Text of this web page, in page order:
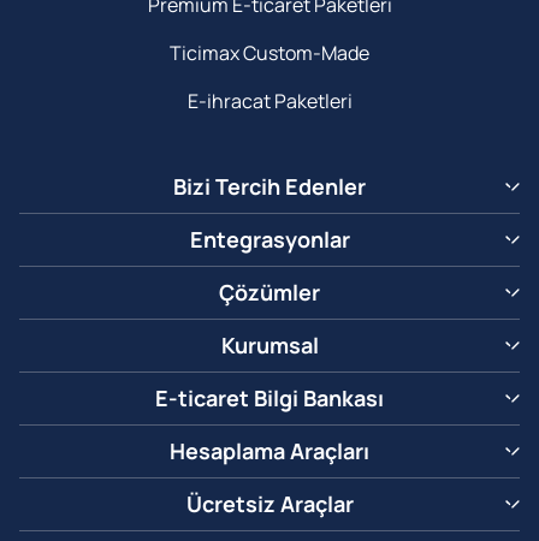
Premium E-ticaret Paketleri
Ticimax Custom-Made
E-ihracat Paketleri
Bizi Tercih Edenler
Entegrasyonlar
Çözümler
Kurumsal
E-ticaret Bilgi Bankası
Hesaplama Araçları
Ücretsiz Araçlar